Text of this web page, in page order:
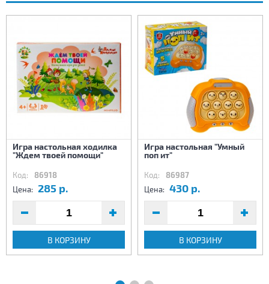
Игра настольная ходилка
"Ждем твоей помощи"
Код: 86918
Цена: 285 р.
В КОРЗИНУ
Игра настольная "Умный
поп ит"
Код: 86987
Цена: 430 р.
В КОРЗИНУ